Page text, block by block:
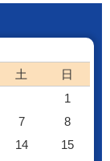
土 日
1
7
8
14
15